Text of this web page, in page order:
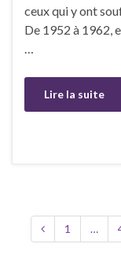
ceux qui y ont
De 1952 à 1962,
…
Lire la suite
1 …